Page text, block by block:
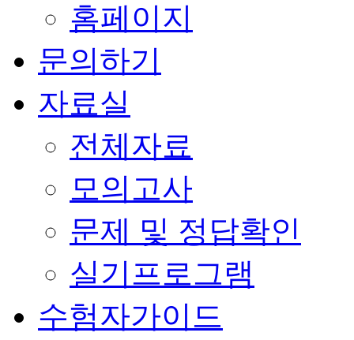
홈페이지
문의하기
자료실
전체자료
모의고사
문제 및 정답확인
실기프로그램
수험자가이드